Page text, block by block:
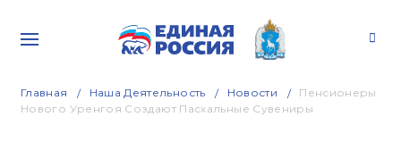
Главная Наша Деятельность Новости
Пенсионеры
Нового Уренгоя Создают Пасхальные Сувениры